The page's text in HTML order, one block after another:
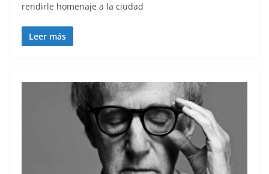
rendirle homenaje a la ciudad
Leer más